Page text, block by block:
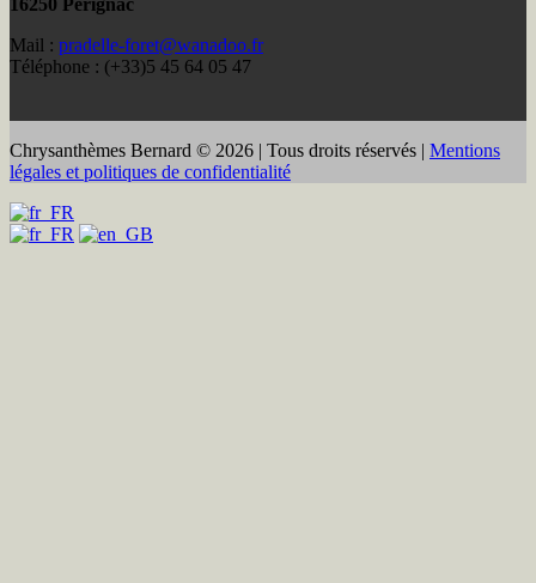
Mail : pradelle-foret@wanadoo.fr
Téléphone : (+33)5 45 64 05 47
Chrysanthèmes Bernard © 2026 | Tous droits réservés | Mentions
légales et politiques de confidentialité